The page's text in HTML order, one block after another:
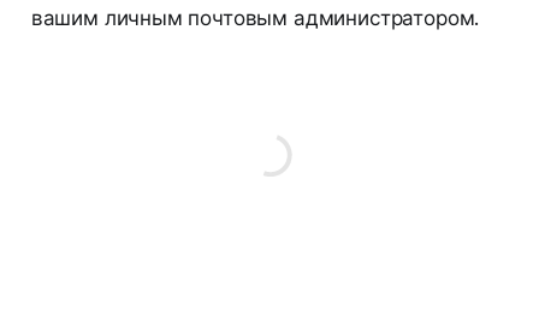
вашим личным почтовым администратором.